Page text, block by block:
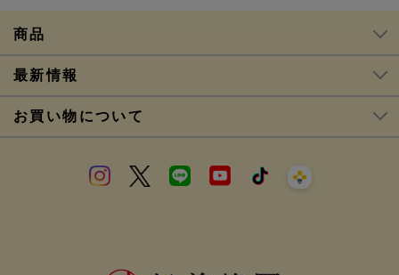
商品
最新情報
お買い物について